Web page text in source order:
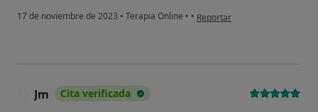
17 de noviembre de 2023 • Terapia Online • • en opinión del usuario Lucía B
Reportar
Jm Cita verificada